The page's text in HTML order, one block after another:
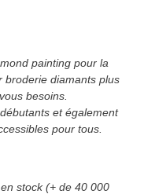
painting pour la
broderie diamants plus
besoins.
et également
pour tous.
stock (+ de 40 000